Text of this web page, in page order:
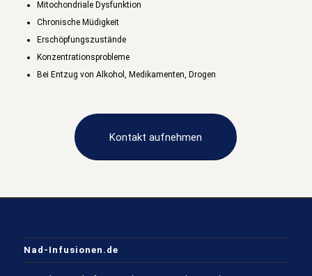
Mitochondriale Dysfunktion
Chronische Müdigkeit
Erschöpfungszustände
Konzentrationsprobleme
Bei Entzug von Alkohol, Medikamenten, Drogen
Kontakt aufnehmen
Nad-Infusionen.de